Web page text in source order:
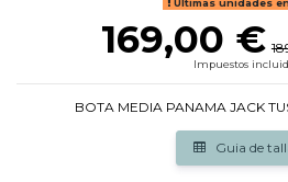
Últimas unidades
169,00 €
Impuestos
BOTA MEDIA PANAMA JACK
Guia de